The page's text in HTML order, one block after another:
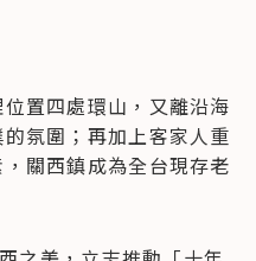
置四處環山，又離沿海
氛圍；再加上客家人重
關西鎮成為全台現存老